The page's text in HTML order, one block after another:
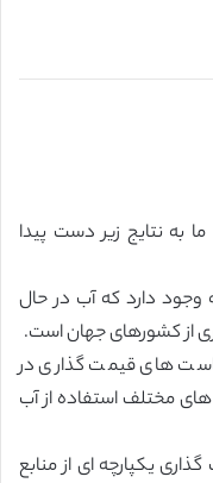
به نتایج زیر دست پیدا
وجود دارد که آب در حال
از کشورهای جهان است.
های قیمت گذاری در
مختلف استفاده از آب
یکپارچه ای از منابع